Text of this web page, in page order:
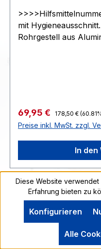
mit
Rohrgestell aus
cm - Gewicht ca. 2,8
kg - Farbe
Verkaufspreis:
69,95 € Regulärer Preis:
178,50 €
Preise inkl. MwSt. zzgl.
In den
Diese Website
Erfahrung bieten zu
Konfigurieren
Alle